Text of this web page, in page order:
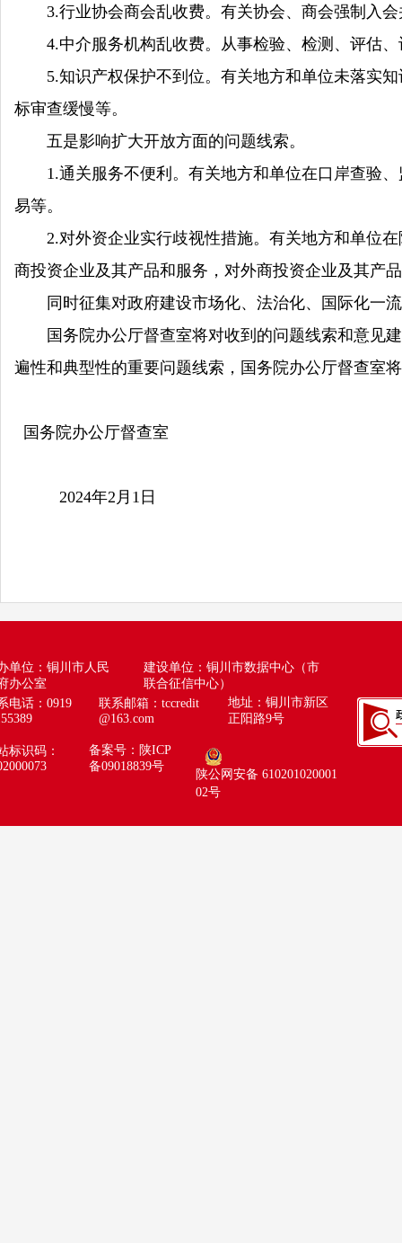
3.行业协会商会乱收费。有关协会、商会强制入会
4.中介服务机构乱收费。从事检验、检测、评估、
5.知识产权保护不到位。有关地方和单位未落实知
标审查缓慢等。
五是影响扩大开放方面的问题线索。
1.通关服务不便利。有关地方和单位在口岸查验、
易等。
2.对外资企业实行歧视性措施。有关地方和单位在
商投资企业及其产品和服务，对外商投资企业及其产
同时征集对政府建设市场化、法治化、国际化一流
国务院办公厅督查室将对收到的问题线索和意见建
遍性和典型性的重要问题线索，国务院办公厅督查室
国务院办公厅督查室
2024年2月1日
单位：铜川市人民
办公室
建设单位：铜川市数据中心（市
联合征信中心）
电话：0919
联系邮箱：tccredit
@163.com
地址：铜川市新区
正阳路9号
标识码：
备案号：陕ICP
备09018839号
陕公网安备 610201020001
02号